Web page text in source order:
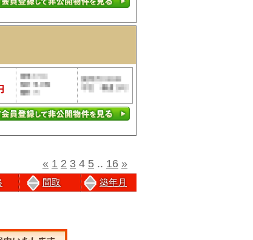
間取 築年月
« 1 2 3 4 5 .. 16 »
前のページにもどる